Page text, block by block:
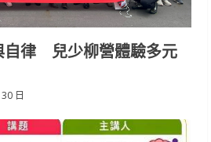
自律 兒少柳營體驗多元
日